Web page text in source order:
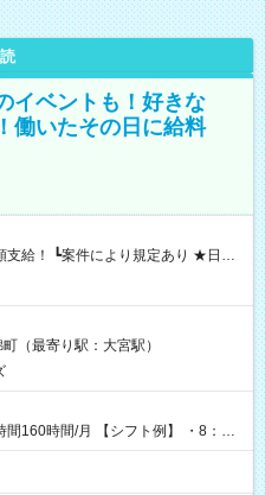
イベントも！好きな
働いたその日に給料
たその日に現金GET♪ お仕事後はコ
せます！ 【試用期間】試
（最寄り駅：大宮駅）
シフト例】 ・8：00